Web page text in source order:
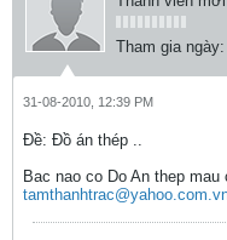
Tham gia ngày:
31-08-2010, 12:39 PM
Ðề: Đồ án thép ..
Bac nao co Do An thep